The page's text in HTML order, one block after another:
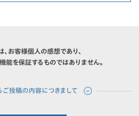
、お客様個人の感想であり、
能を保証するものではありません。